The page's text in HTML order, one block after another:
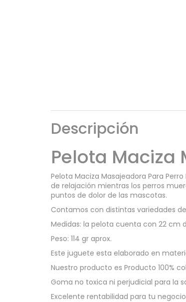
Descripción
Pelota Maciza
Pelota Maciza Masajeadora Para
de relajación mientras los perros
puntos de dolor de las mascotas.
Contamos con distintas variedades
Medidas: la pelota cuenta con 22 cm
Peso: 114 gr aprox.
Este juguete esta elaborado en
Nuestro producto es Producto 100%
Goma no toxica ni perjudicial para la
Excelente rentabilidad para tu